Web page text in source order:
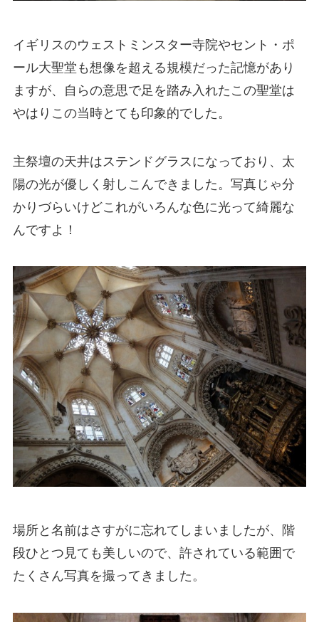
イギリスのウェストミンスター寺院やセント・ポ
ール大聖堂も想像を超える規模だった記憶があり
ますが、自らの意思で足を踏み入れたこの聖堂は
やはりこの当時とても印象的でした。
主祭壇の天井はステンドグラスになっており、太
陽の光が優しく射しこんできました。写真じゃ分
かりづらいけどこれがいろんな色に光って綺麗な
んですよ！
場所と名前はさすがに忘れてしまいましたが、階
段ひとつ見ても美しいので、許されている範囲で
たくさん写真を撮ってきました。